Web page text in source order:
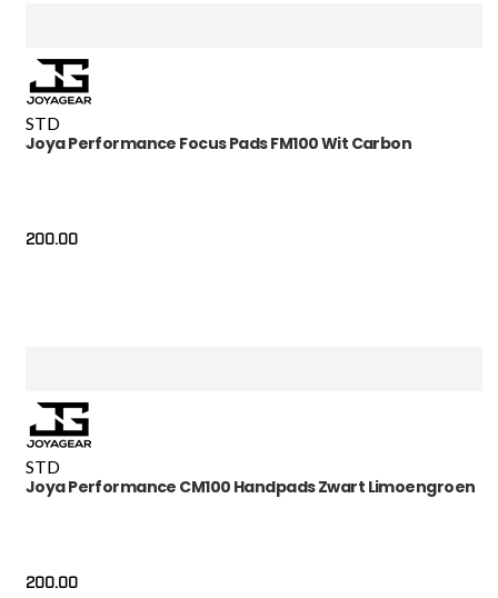
STD
Joya Performance Focus Pads FM100 Wit Carbon
200.00
STD
Joya Performance CM100 Handpads Zwart Limoengroen
200.00